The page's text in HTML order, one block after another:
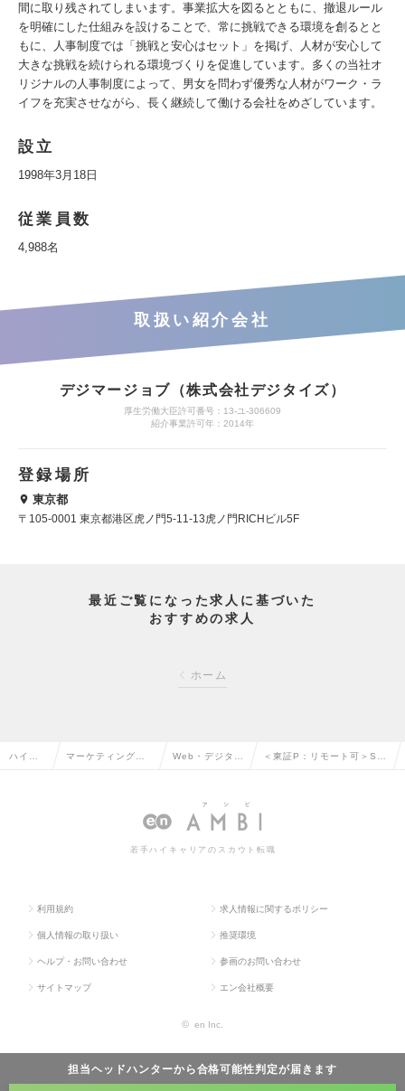
間に取り残されてしまいます。事業拡大を図るとともに、撤退ルール
を明確にした仕組みを設けることで、常に挑戦できる環境を創るとと
もに、人事制度では「挑戦と安心はセット」を掲げ、人材が安心して
大きな挑戦を続けられる環境づくりを促進しています。多くの当社オ
リジナルの人事制度によって、男女を問わず優秀な人材がワーク・ラ
イフを充実させながら、長く継続して働ける会社をめざしています。
設立
1998年3月18日
従業員数
4,988名
取扱い紹介会社
デジマージョブ（株式会社デジタイズ）
厚生労働大臣許可番号：13-ユ-306609
紹介事業許可年：2014年
登録場所
東京都
〒105-0001 東京都港区虎ノ門5-11-13虎ノ門RICHビル5F
最近ご覧になった求人に基づいた
おすすめの求人
ホーム
担当ヘッドハンターから合格可能性判定が届きます
ハイク マーケティング・ Web・デジタル
の転職
＜東証P：リモート可＞SE
若手ハイキャリアのスカウト転職
利用規約 求人情報に関するポリシー
個人情報の取り扱い 推奨環境
ヘルプ・お問い合わせ 参画のお問い合わせ
サイトマップ エン会社概要
© en Inc.